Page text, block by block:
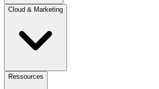
Cloud & Marketing
Ressources